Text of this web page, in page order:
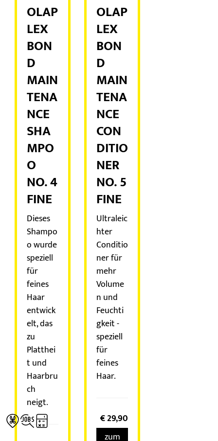

OLAP
LEX
BON
D
MAIN
TENA
NCE
SHA
MPO
O
NO. 4
FINE
Dieses
Shampo
o wurde
speziell
für
feines
Haar
entwick
elt, das
zu
Platthei
t und
Haarbru
ch
neigt.
OLAP
LEX
BON
D
MAIN
TENA
NCE
CON
DITIO
NER
NO. 5
FINE
Ultraleic
hter
Conditio
ner für
mehr
Volume
n und
Feuchti
gkeit -
speziell
für
feines
Haar.
€29,90
zum